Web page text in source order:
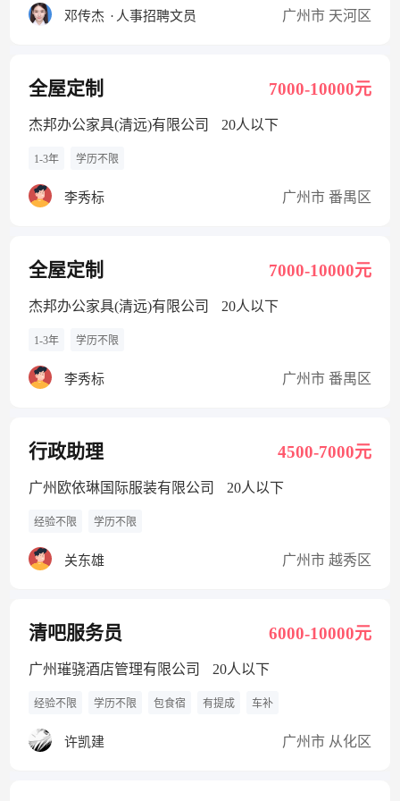
邓传杰 · 人事招聘文员 广州市 天河区
全屋定制 7000-10000元
杰邦办公家具(清远)有限公司 20人以下
1-3年 学历不限
李秀标 广州市 番禺区
全屋定制 7000-10000元
杰邦办公家具(清远)有限公司 20人以下
1-3年 学历不限
李秀标 广州市 番禺区
行政助理 4500-7000元
广州欧依琳国际服装有限公司 20人以下
经验不限 学历不限
关东雄 广州市 越秀区
清吧服务员 6000-10000元
广州璀骁酒店管理有限公司 20人以下
经验不限 学历不限 包食宿 有提成 车补
许凯建 广州市 从化区